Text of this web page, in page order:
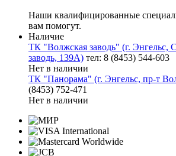
Наши квалифицированные
вам помогут.
Наличие
ТК "Волжская заводь" (г. Энгельс,
заводь, 139А) тел: 8 (8453) 544-603
Нет в наличии
ТК "Панорама" (г. Энгельс, пр-т
(8453) 752-471
Нет в наличии